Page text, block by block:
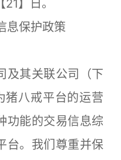
】日。
息保护政策
其关联公司（下
猪八戒平台的运营
功能的交易信息综
台。我们尊重并保